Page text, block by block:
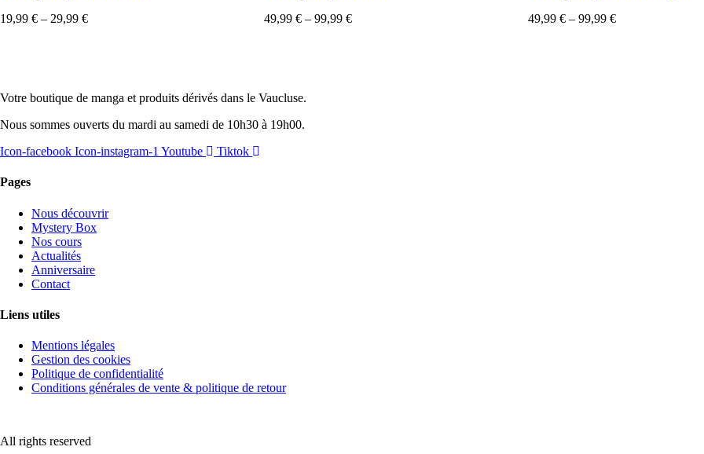
19,99 € – 29,99 €
Plage
29,99 €
49,99 € – 99,99 €
Plage
99,99 €
49,99 € – 99,99 €
Plage
Votre boutique de manga et produits dérivés dans le Vaucluse.
Nous sommes ouverts du mardi au samedi de 10h30 à 19h00.
Icon-facebook Icon-instagram-1 Youtube Tiktok
Pages
Nous découvrir
Mystery Box
Nos cours
Actualités
Anniversaire
Contact
Liens utiles
Mentions légales
Gestion des cookies
Politique de confidentialité
Conditions générales de vente & politique de retour
All rights reserved